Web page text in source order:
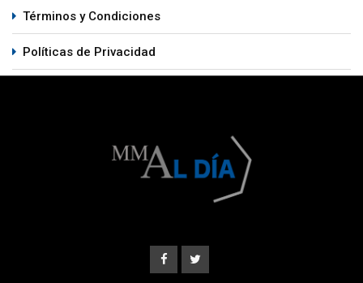
Términos y Condiciones
Políticas de Privacidad